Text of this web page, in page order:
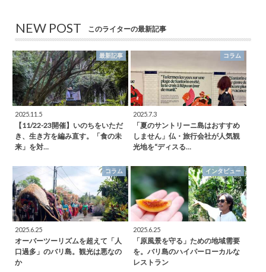
NEW POST このライターの最新記事
最新記事
2025.11.5
【11/22-23開催】いのちをいただ
き、生き方を編み直す。「食の未
来」を対…
コラム
2025.7.3
「夏のサントリーニ島はおすすめ
しません」仏・旅行会社が人気観
光地を“ディスる…
コラム
2025.6.25
オーバーツーリズムを超えて「人
口過多」のバリ島。観光は悪なの
か
インタビュー
2025.6.25
「原風景を守る」ための地域需要
を。バリ島のハイパーローカルな
レストラン